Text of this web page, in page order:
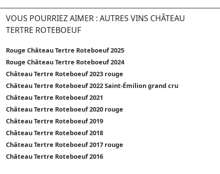
VOUS POURRIEZ AIMER : AUTRES VINS CHÂTEAU
TERTRE ROTEBOEUF
Rouge Château Tertre Roteboeuf 2025
Rouge Château Tertre Roteboeuf 2024
Château Tertre Roteboeuf 2023 rouge
Château Tertre Roteboeuf 2022 Saint-Émilion grand cru
Château Tertre Roteboeuf 2021
Château Tertre Roteboeuf 2020 rouge
Château Tertre Roteboeuf 2019
Château Tertre Roteboeuf 2018
Château Tertre Roteboeuf 2017 rouge
Château Tertre Roteboeuf 2016